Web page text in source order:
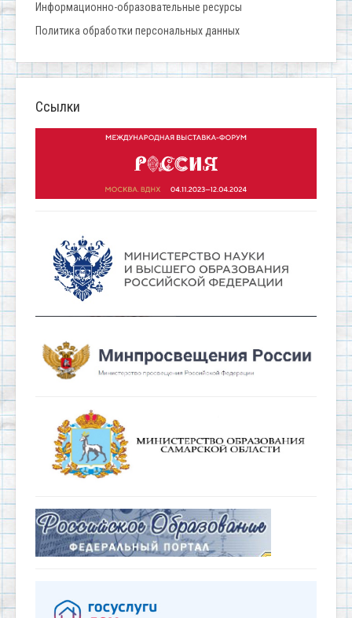
Информационно-образовательные ресурсы
Политика обработки персональных данных
Ссылки